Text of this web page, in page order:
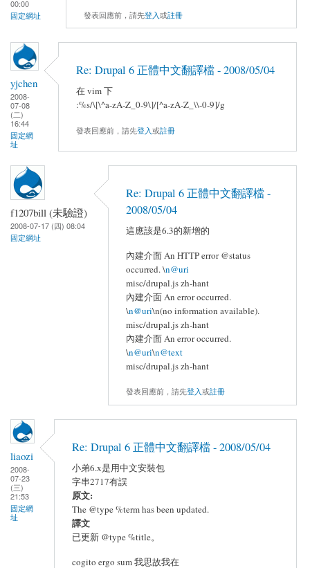
00:00
固定網址 發表回應前，請先登入或註冊
yjchen
2008-
07-08
(二)
16:44
固定網
址
Re: Drupal 6 正體中文翻譯檔 - 2008/05/04
在 vim 下
:%s/\[\^a-zA-Z_0-9\]/[^a-zA-Z_\\-0-9]/g
發表回應前，請先登入或註冊
f1207bill (未驗證)
2008-07-17 (四) 08:04
固定網址
Re: Drupal 6 正體中文翻譯檔 -
2008/05/04
這應該是6.3的新增的
內建介面 An HTTP error @status
occurred. \n@uri
misc/drupal.js zh-hant
內建介面 An error occurred.
\n@uri\n(no information available).
misc/drupal.js zh-hant
內建介面 An error occurred.
\n@uri\n@text
misc/drupal.js zh-hant
發表回應前，請先登入或註冊
liaozi
2008-
07-23
(三)
21:53
固定網
址
Re: Drupal 6 正體中文翻譯檔 - 2008/05/04
小弟6.x是用中文安裝包
字串2717有誤
原文:
The @type %term has been updated.
譯文
已更新 @type %title。
cogito ergo sum 我思故我在